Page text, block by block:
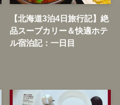
【北海道3泊4日旅行記】絶
品スープカリー＆快適ホテ
ル宿泊記：一日目